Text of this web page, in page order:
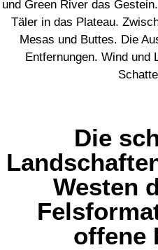
und Green River das
Täler in das Plateau.
Mesas und Buttes. Die
Entfernungen. Wind und
Die
Westen
offene